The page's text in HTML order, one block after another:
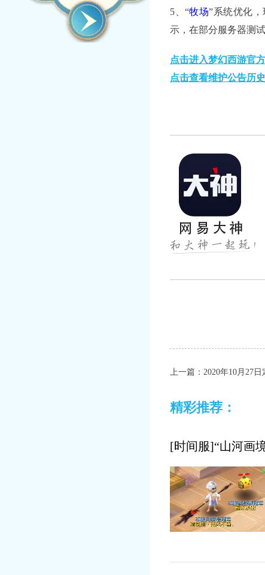
5、“牧场”系统优化
示，在部分服务器测试
点击进入梦幻西游官
点击查看维护公告历
官方网站：https://
上一篇：2020年10月27
精彩推荐：
[时间服]“山河画